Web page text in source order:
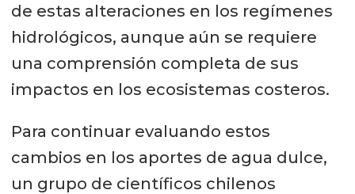
de estas alteraciones en los regímenes
hidrológicos, aunque aún se requiere
una comprensión completa de sus
impactos en los ecosistemas costeros.
Para continuar evaluando estos
cambios en los aportes de agua dulce,
un grupo de científicos chilenos